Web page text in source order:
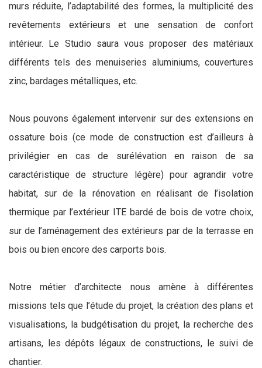
murs réduite, l’adaptabilité des formes, la multiplicité des
revêtements extérieurs et une sensation de confort
intérieur. Le Studio saura vous proposer des matériaux
différents tels des menuiseries aluminiums, couvertures
zinc, bardages métalliques, etc.
Nous pouvons également intervenir sur des extensions en
ossature bois (ce mode de construction est d’ailleurs à
privilégier en cas de surélévation en raison de sa
caractéristique de structure légère) pour agrandir votre
habitat, sur de la rénovation en réalisant de l’isolation
thermique par l’extérieur ITE bardé de bois de votre choix,
sur de l’aménagement des extérieurs par de la terrasse en
bois ou bien encore des carports bois.
Notre métier d’architecte nous amène à différentes
missions tels que l’étude du projet, la création des plans et
visualisations, la budgétisation du projet, la recherche des
artisans, les dépôts légaux de constructions, le suivi de
chantier.